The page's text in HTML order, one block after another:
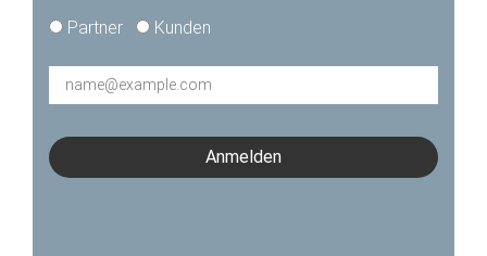
type*Partner Kunden
Mail*
Anmelden